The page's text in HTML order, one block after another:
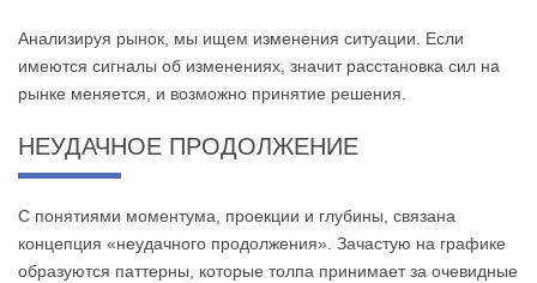
Анализируя рынок, мы ищем изменения ситуации. Если
имеются сигналы об изменениях, значит расстановка сил на
рынке меняется, и возможно принятие решения.
НЕУДАЧНОЕ ПРОДОЛЖЕНИЕ
С понятиями моментума, проекции и глубины, связана
концепция «неудачного продолжения». Зачастую на графике
образуются паттерны, которые толпа принимает за очевидные